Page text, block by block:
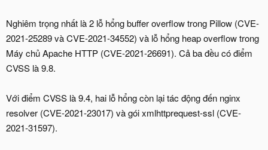
Nghiêm trọng nhất là 2 lỗ hổng buffer overflow trong Pillow (CVE-
2021-25289 và CVE-2021-34552) và lỗ hổng heap overflow trong
Máy chủ Apache HTTP (CVE-2021-26691). Cả ba đều có điểm
CVSS là 9.8.
Với điểm CVSS là 9.4, hai lỗ hổng còn lại tác động đến nginx
resolver (CVE-2021-23017) và gói xmlhttprequest-ssl (CVE-
2021-31597).